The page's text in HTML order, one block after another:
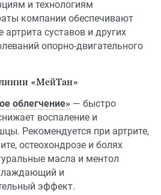
и технологиям
компании обеспечивают
суставов и других
опорно-двигательного
«МейТан»
облегчение» — быстро
воспаление и
Рекомендуется при артрите,
остеохондрозе и болях
масла и ментол
и
эффект.